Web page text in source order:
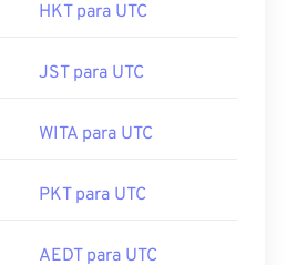
HKT para UTC
JST para UTC
WITA para UTC
PKT para UTC
AEDT para UTC